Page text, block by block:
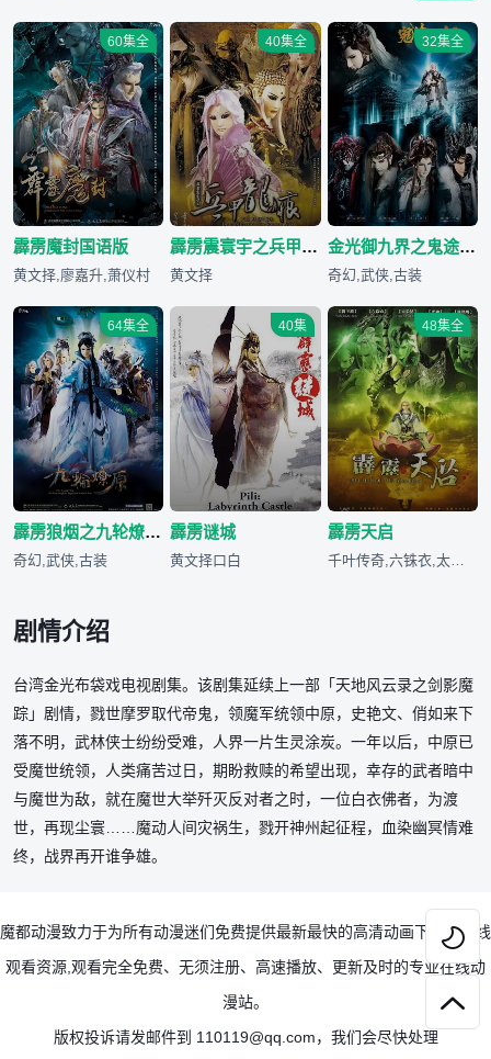
60集全
霹雳魔封国语版
黄文择,廖嘉升,萧仪村
40集全
霹雳震寰宇之兵甲龙痕
黄文择
32集全
金光御九界之鬼途奇行录
奇幻,武侠,古装
64集全
霹雳狼烟之九轮燎原国语版
奇幻,武侠,古装
40集
霹雳谜城
黄文择口白
48集全
霹雳天启
千叶传奇,六铢衣,太学主
剧情介绍
台湾金光布袋戏电视剧集。该剧集延续上一部「天地风云录之剑影魔
踪」剧情，戮世摩罗取代帝鬼，领魔军统领中原，史艳文、俏如来下
落不明，武林侠士纷纷受难，人界一片生灵涂炭。一年以后，中原已
受魔世统领，人类痛苦过日，期盼救赎的希望出现，幸存的武者暗中
与魔世为敌，就在魔世大举歼灭反对者之时，一位白衣佛者，为渡
世，再现尘寰……魔动人间灾祸生，戮开神州起征程，血染幽冥情难
终，战界再开谁争雄。
魔都动漫致力于为所有动漫迷们免费提供最新最快的高清动画下载及在线
观看资源,观看完全免费、无须注册、高速播放、更新及时的专业在线动
漫站。
版权投诉请发邮件到 110119@qq.com，我们会尽快处理

